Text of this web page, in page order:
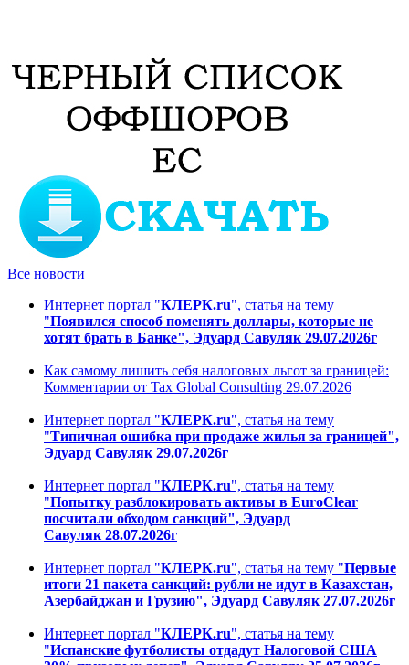
Все новости
Интернет портал "КЛЕРК.ru", статья на тему
"Появился способ поменять доллары, которые не
хотят брать в Банке", Эдуард Савуляк 29.07.2026г
Как самому лишить себя налоговых льгот за границей:
Комментарии от Tax Global Consulting 29.07.2026
Интернет портал "КЛЕРК.ru", статья на тему
"Типичная ошибка при продаже жилья за границей",
Эдуард Савуляк 29.07.2026г
Интернет портал "КЛЕРК.ru", статья на тему
"Попытку разблокировать активы в EuroClear
посчитали обходом санкций", Эдуард
Савуляк 28.07.2026г
Интернет портал "КЛЕРК.ru", статья на тему "Первые
итоги 21 пакета санкций: рубли не идут в Казахстан,
Азербайджан и Грузию", Эдуард Савуляк 27.07.2026г
Интернет портал "КЛЕРК.ru", статья на тему
"Испанские футболисты отдадут Налоговой США